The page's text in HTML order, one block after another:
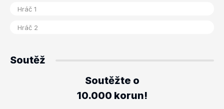
Soutěž
Soutěžte o
10.000 korun!